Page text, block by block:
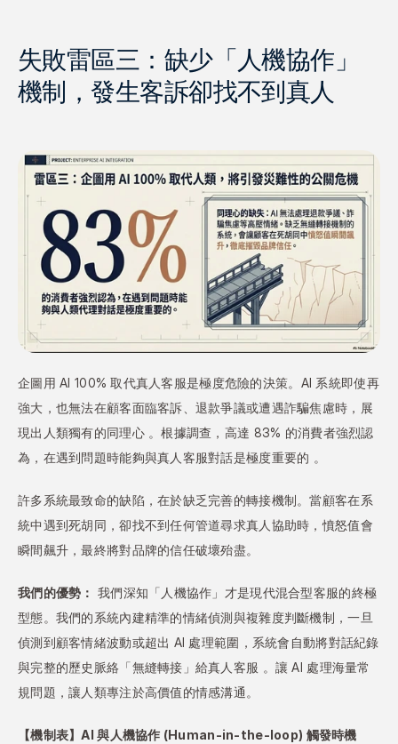
失敗雷區三：缺少「人機協作」
機制，發生客訴卻找不到真人
企圖用 AI 100% 取代真人客服是極度危險的決策。AI 系統即使再
強大，也無法在顧客面臨客訴、退款爭議或遭遇詐騙焦慮時，展
現出人類獨有的同理心 。根據調查，高達 83% 的消費者強烈認
為，在遇到問題時能夠與真人客服對話是極度重要的 。
許多系統最致命的缺陷，在於缺乏完善的轉接機制。當顧客在系
統中遇到死胡同，卻找不到任何管道尋求真人協助時，憤怒值會
瞬間飆升，最終將對品牌的信任破壞殆盡。
我們的優勢： 我們深知「人機協作」才是現代混合型客服的終極
型態。我們的系統內建精準的情緒偵測與複雜度判斷機制，一旦
偵測到顧客情緒波動或超出 AI 處理範圍，系統會自動將對話紀錄
與完整的歷史脈絡「無縫轉接」給真人客服 。讓 AI 處理海量常
規問題，讓人類專注於高價值的情感溝通。
【機制表】AI 與人機協作 (Human-in-the-loop) 觸發時機